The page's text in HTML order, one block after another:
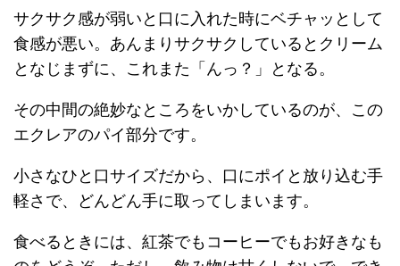
サクサク感が弱いと口に入れた時にベチャッとして
食感が悪い。あんまりサクサクしているとクリーム
となじまずに、これまた「んっ？」となる。
その中間の絶妙なところをいかしているのが、この
エクレアのパイ部分です。
小さなひと口サイズだから、口にポイと放り込む手
軽さで、どんどん手に取ってしまいます。
食べるときには、紅茶でもコーヒーでもお好きなも